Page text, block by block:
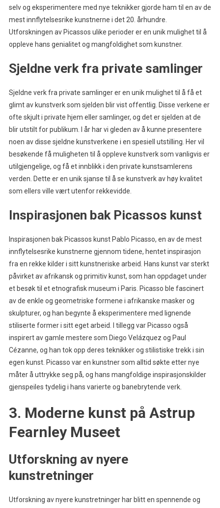
selv og eksperimentere med nye teknikker gjorde ham til en av de
mest innflytelsesrike kunstnerne i det 20. århundre.
Utforskningen av Picassos ulike perioder er en unik mulighet til å
oppleve hans genialitet og mangfoldighet som kunstner.
Sjeldne verk fra private samlinger
Sjeldne verk fra private samlinger er en unik mulighet til å få et
glimt av kunstverk som sjelden blir vist offentlig. Disse verkene er
ofte skjult i private hjem eller samlinger, og det er sjelden at de
blir utstilt for publikum. I år har vi gleden av å kunne presentere
noen av disse sjeldne kunstverkene i en spesiell utstilling. Her vil
besøkende få muligheten til å oppleve kunstverk som vanligvis er
utilgjengelige, og få et innblikk i den private kunstsamlerens
verden. Dette er en unik sjanse til å se kunstverk av høy kvalitet
som ellers ville vært utenfor rekkevidde.
Inspirasjonen bak Picassos kunst
Inspirasjonen bak Picassos kunst Pablo Picasso, en av de mest
innflytelsesrike kunstnerne gjennom tidene, hentet inspirasjon
fra en rekke kilder i sitt kunstneriske arbeid. Hans kunst var sterkt
påvirket av afrikansk og primitiv kunst, som han oppdaget under
et besøk til et etnografisk museum i Paris. Picasso ble fascinert
av de enkle og geometriske formene i afrikanske masker og
skulpturer, og han begynte å eksperimentere med lignende
stiliserte former i sitt eget arbeid. I tillegg var Picasso også
inspirert av gamle mestere som Diego Velázquez og Paul
Cézanne, og han tok opp deres teknikker og stilistiske trekk i sin
egen kunst. Picasso var en kunstner som alltid søkte etter nye
måter å uttrykke seg på, og hans mangfoldige inspirasjonskilder
gjenspeiles tydelig i hans varierte og banebrytende verk.
3. Moderne kunst på Astrup
Fearnley Museet
Utforskning av nyere
kunstretninger
Utforskning av nyere kunstretninger har blitt en spennende og